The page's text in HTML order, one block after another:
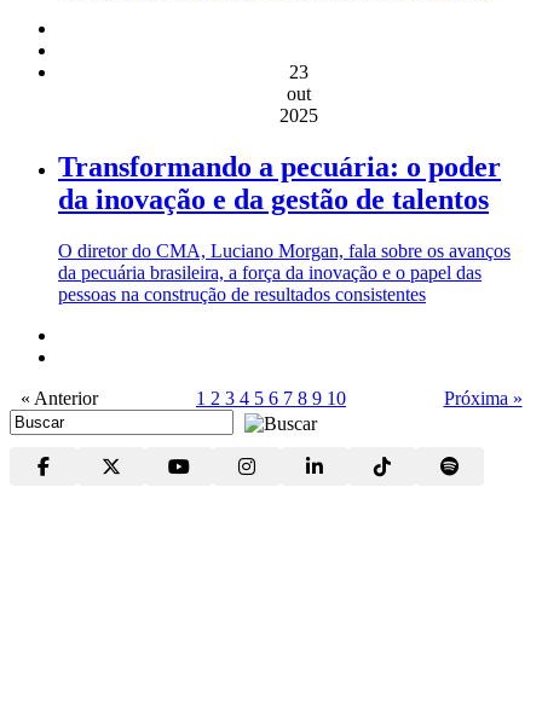
23
out
2025
Transformando a pecuária: o poder
da inovação e da gestão de talentos
O diretor do CMA, Luciano Morgan, fala sobre os avanços
da pecuária brasileira, a força da inovação e o papel das
pessoas na construção de resultados consistentes
« Anterior 1 2 3 4 5 6 7 8 9 10 Próxima »